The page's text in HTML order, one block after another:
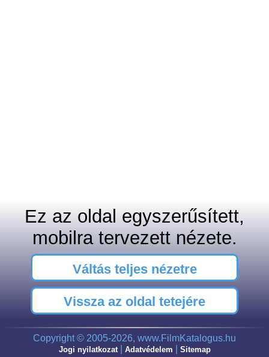
Ez az oldal egyszerűsített,
mobilra tervezett nézete.
Váltás teljes nézetre
Vissza az oldal tetejére
Copyright © 2005-2026, www.FilmKatalogus.hu
Jogi nyilatkozat| Adatvédelem Sitemap